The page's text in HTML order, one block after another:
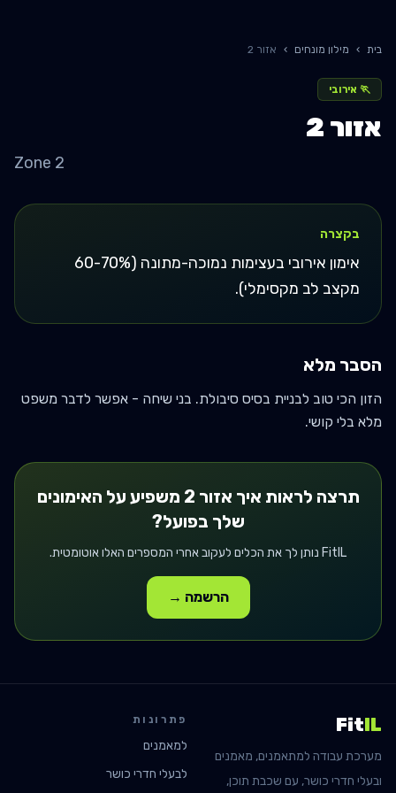
בית › מילון מונחים › אזור 2
🏃 אירובי
אזור 2
Zone 2
בקצרה
אימון אירובי בעצימות נמוכה-מתונה (60-70%
מקצב לב מקסימלי).
הסבר מלא
הזון הכי טוב לבניית בסיס סיבולת. בני שיחה - אפשר לדבר משפט
מלא בלי קושי.
תרצה לראות איך אזור 2
משפיע על האימונים
שלך בפועל?
FitIL נותן לך את הכלים לעקוב אחרי המספרים האלו אוטומטית.
הרשמה →
FitIL
מערכת עבודה למתאמנים, מאמנים
ובעלי חדרי כושר, עם שכבת תוכן,
פתרונות
למאמנים
לבעלי חדרי כושר